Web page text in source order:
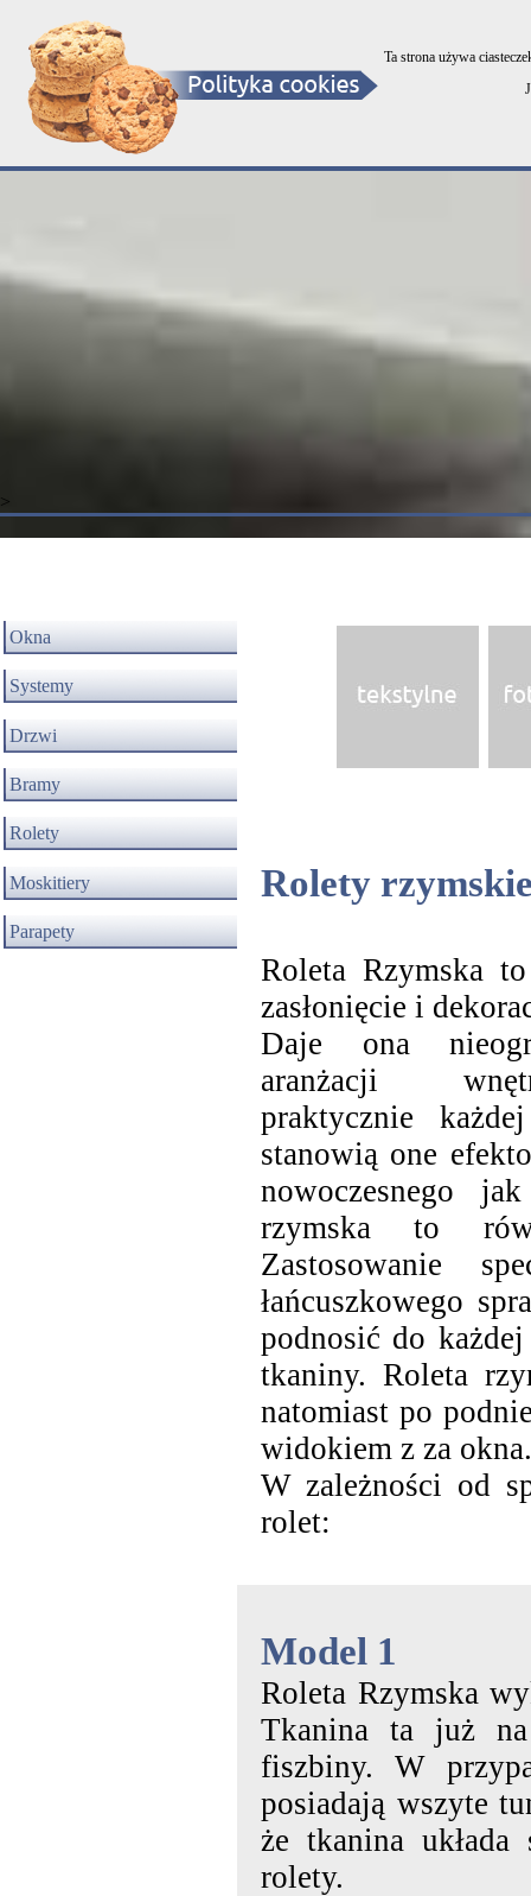
OKNA - DRZWI - BRAMY - ROLETY
>
Okna
Systemy
Drzwi
Bramy
Rolety
Moskitiery
Parapety
Rolety
Roleta Rzymska
zasłonięcie i
Daje ona
aranżacji
praktycznie
stanowią one
nowoczesnego
rzymska to
Zastosowanie
łańcuszkowego
podnosić do
tkaniny. Roleta
natomiast po
widokiem z za okna.
W zależności od
rolet:
Model 1
Roleta Rzymska
Tkanina ta już
fiszbiny. W
posiadają wszyte
że tkanina układa
rolety.
Ta strona używa